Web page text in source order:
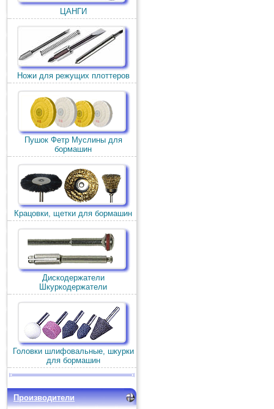
ЦАНГИ
Ножи для режущих плоттеров
Пушок Фетр Муслины для
бормашин
Крацовки, щетки для бормашин
Дискодержатели
Шкуркодержатели
Головки шлифовальные, шкурки
для бормашин
Производители